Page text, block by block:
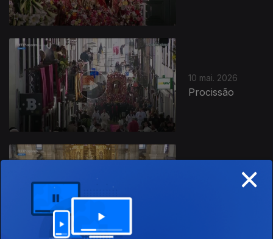
10 mai. 2026
Procissão
×